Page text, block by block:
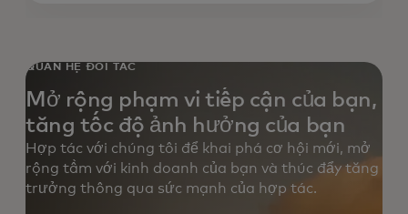
QUAN HỆ ĐỐI TÁC
Mở rộng phạm vi tiếp cận của bạn,
tăng tốc độ ảnh hưởng của bạn
Hợp tác với chúng tôi để khai phá cơ hội mới, mở
rộng tầm với kinh doanh của bạn và thúc đẩy tăng
trưởng thông qua sức mạnh của hợp tác.